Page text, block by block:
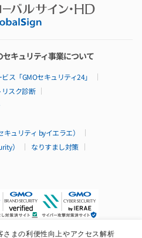
さまの利便性向上やアクセス解析
キュリティ事業について
ス「GMOセキュリティ24」
スク診断
ュリティ byイエラエ）
）
なりすまし対策